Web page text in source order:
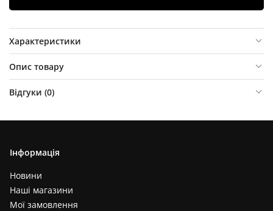
Характеристики
Опис товару
Відгуки (0)
Інформація
Новини
Наші магазини
Мої замовлення